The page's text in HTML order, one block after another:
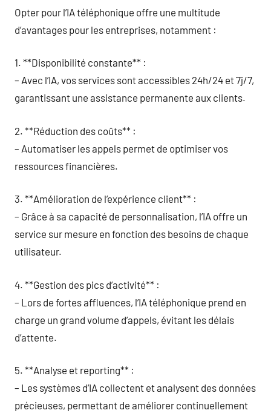
Opter pour l’IA téléphonique offre une multitude
d’avantages pour les entreprises, notamment :
1. **Disponibilité constante** :
– Avec l’IA, vos services sont accessibles 24h/24 et 7j/7,
garantissant une assistance permanente aux clients.
2. **Réduction des coûts** :
– Automatiser les appels permet de optimiser vos
ressources financières.
3. **Amélioration de l’expérience client** :
– Grâce à sa capacité de personnalisation, l’IA offre un
service sur mesure en fonction des besoins de chaque
utilisateur.
4. **Gestion des pics d’activité** :
– Lors de fortes affluences, l’IA téléphonique prend en
charge un grand volume d’appels, évitant les délais
d’attente.
5. **Analyse et reporting** :
– Les systèmes d’IA collectent et analysent des données
précieuses, permettant de améliorer continuellement